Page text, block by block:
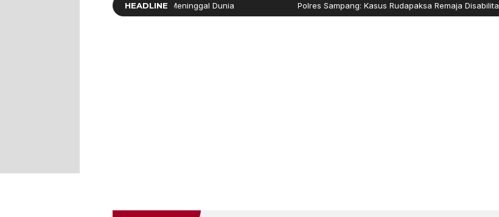
HEADLINE
Soleh ‘No Viral No Justice’ Meninggal Dunia Polres Sampang: Kasus Rudapaksa Remaja Disabilitas Tahap Sidik